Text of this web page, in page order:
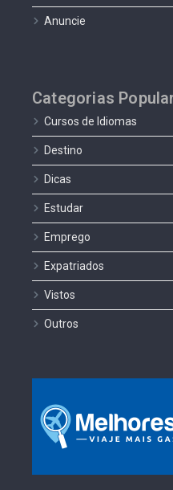
Anuncie
Categorias
Cursos de Idiomas
Destino
Dicas
Estudar
Emprego
Expatriados
Vistos
Outros